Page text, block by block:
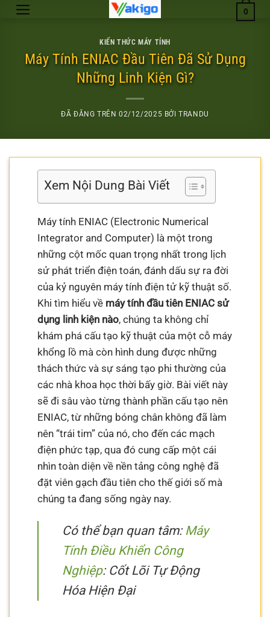
Chuyển
0
KIẾN THỨC MÁY TÍNH
Máy Tính ENIAC Đầu Tiên Đã Sử Dụng
Những Linh Kiện Gì?
ĐÃ ĐĂNG TRÊN02/12/2025 BỞITRANDU
Xem Nội Dung Bài Viết
Máy tính ENIAC (Electronic Numerical
Integrator and Computer) là một trong
những cột mốc quan trọng nhất trong lịch
sử phát triển điện toán, đánh dấu sự ra đời
của kỷ nguyên máy tính điện tử kỹ thuật số.
Khi tìm hiểu về máy tính đầu tiên ENIAC sử
dụng linh kiện nào, chúng ta không chỉ
khám phá cấu tạo kỹ thuật của một cỗ máy
khổng lồ mà còn hình dung được những
thách thức và sự sáng tạo phi thường của
các nhà khoa học thời bấy giờ. Bài viết này
sẽ đi sâu vào từng thành phần cấu tạo nên
ENIAC, từ những bóng chân không đã làm
nên “trái tim” của nó, cho đến các mạch
điện phức tạp, qua đó cung cấp một cái
nhìn toàn diện về nền tảng công nghệ đã
đặt viên gạch đầu tiên cho thế giới số mà
chúng ta đang sống ngày nay.
Có thể bạn quan tâm:Máy
Tính Điều Khiển Công
Nghiệp: Cốt Lõi Tự Động
Hóa Hiện Đại